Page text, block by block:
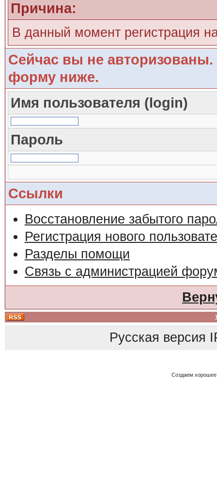
Причина:
В данный момент регистрация
Сейчас вы не авторизованы.
форму ниже.
Имя пользователя (login)
Пароль
Ссылки
Восстановление забытого
Регистрация нового
Разделы помощи
Связь с администрацией
Русская версия
Создаем